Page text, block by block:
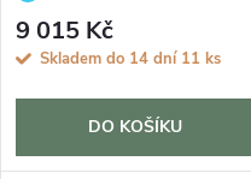
9 015 Kč
Skladem do 14 dní 11 ks
DO KOŠÍKU